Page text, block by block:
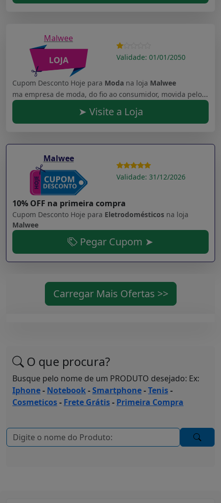
Malwee
Validade: 01/01/2050
Cupom Desconto Hoje para Moda na loja Malwee
ma empresa de moda, do fio ao consumidor, movida pelo propósito de vestir como um abraço.
➤ Visite a Loja
Malwee
Validade: 31/12/2026
10% OFF na primeira compra
Cupom Desconto Hoje para Eletrodomésticos na loja
Malwee
Pegar Cupom ➤
Carregar Mais Ofertas >>
O que procura?
Busque pelo nome de um PRODUTO desejado: Ex:
Iphone- Notebook-Smartphone-Tenis-
Cosmeticos- Frete Grátis- Primeira Compra